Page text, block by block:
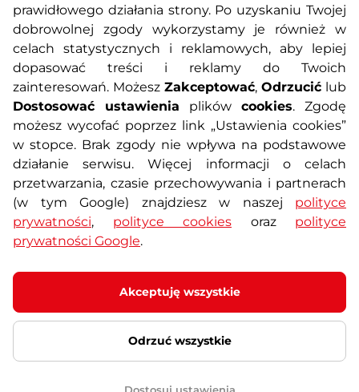
O nas Regulamin sklepu
Polityka prywatności Koszty przesyłek
Metody płatności Program lojalnościowy
Usługi dodatkowe Reklamacje i serwis
Formularz kontaktowy Wyposażenie siłowni
prawidłowego działania strony. Po uzyskaniu Twojej
dobrowolnej zgody wykorzystamy je również w
celach statystycznych i reklamowych, aby lepiej
dopasować treści i reklamy do Twoich
zainteresowań. Możesz Zakceptować, Odrzucić lub
Dostosować ustawienia plików cookies. Zgodę
możesz wycofać poprzez link „Ustawienia cookies”
w stopce. Brak zgody nie wpływa na podstawowe
działanie serwisu. Więcej informacji o celach
przetwarzania, czasie przechowywania i partnerach
(w tym Google) znajdziesz w naszej polityce
prywatności, polityce cookies oraz polityce
prywatności Google.
Akceptuję wszystkie
Odrzuć wszystkie